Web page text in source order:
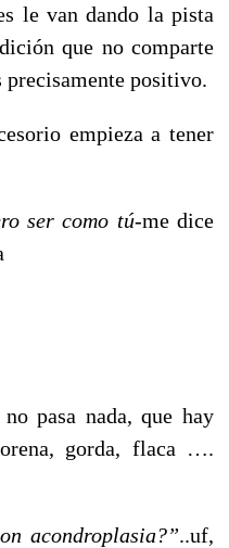
le van dando la pista
que no comparte
positivo.
empieza a tener
ser como tú-me dice
pasa nada, que hay
gorda, flaca ….
acondroplasia?”..uf,